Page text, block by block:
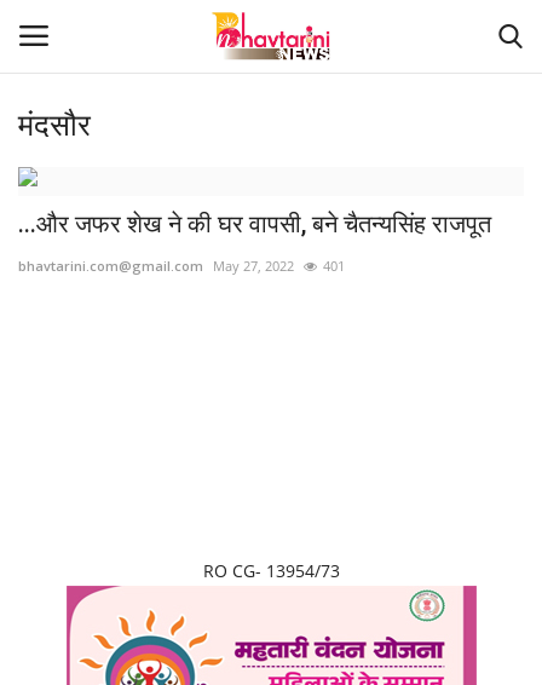
Home
संपर्क करें
छत्तीसगढ़
राजस्थान
मंदसौर
...और जफर शेख ने की घर वापसी, बने चैतन्यसिंह राजपूत
bhavtarini.com@gmail.com May 27, 2022 401
RO CG- 13954/73